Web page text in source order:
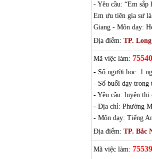
- Yêu cầu: “Em
Em ưu tiên gia sư
Giang - Môn dạy:
Địa điểm: TP.
Mã việc làm:
- Số người học: 1
- Số buổi dạy trong
- Yêu cầu: luyện thi
- Địa chỉ: Phường
- Môn dạy: Tiếng
Địa điểm: TP. Bắc
Mã việc làm: